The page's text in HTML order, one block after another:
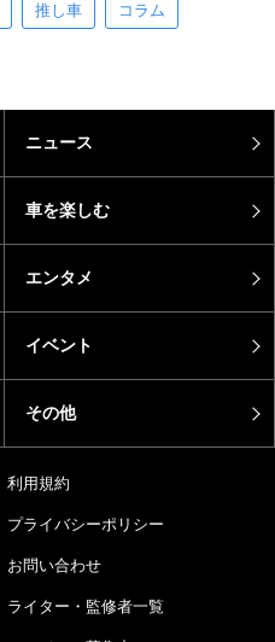
推し車 コラム
ニュース
車を楽しむ
エンタメ
イベント
その他
利用規約
プライバシーポリシー
お問い合わせ
ライター・監修者一覧